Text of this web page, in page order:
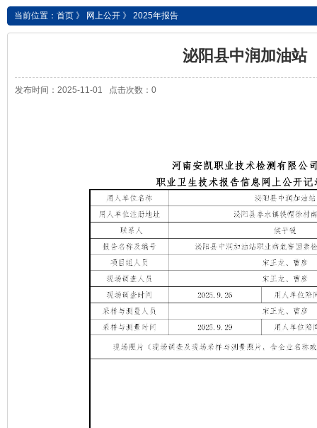
当前位置： 首页 》 网上公开 》 2025年报告
泌阳县中润加油站
发布时间：2025-11-01 点击次数：0